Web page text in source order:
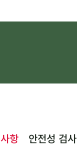
항 안전성 검사